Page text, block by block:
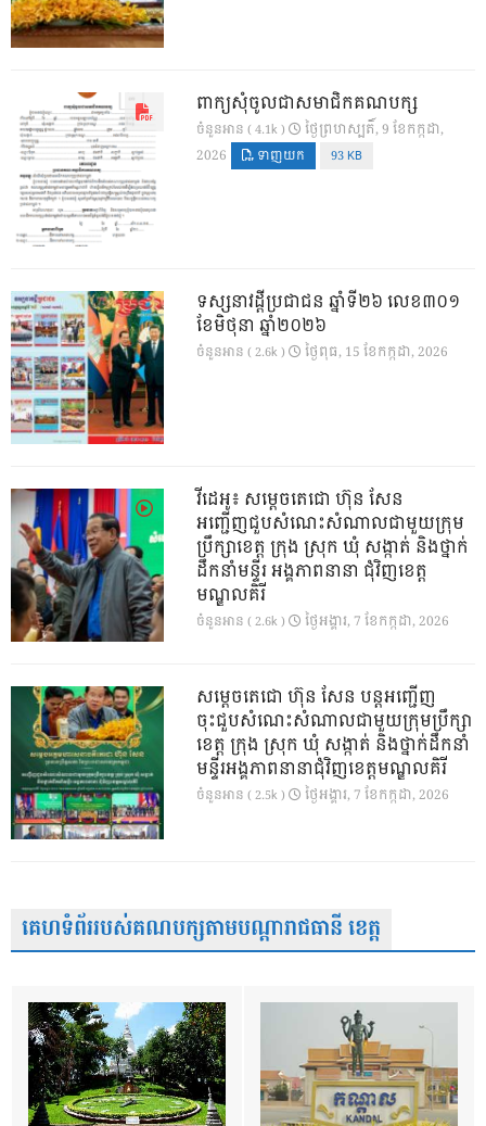
ពាក្យសុំចូលជាសមាជិកគណបក្ស
ចំនួនអាន ( 4.1k )
ថ្ងៃ​ព្រហស្បតិ៍, 9 ខែ​កក្កដា,
2026
ទាញយក 93 KB
ទស្សនាវដ្ដីប្រជាជន ឆ្នាំទី២៦ លេខ៣០១
ខែមិថុនា ឆ្នាំ២០២៦
ចំនួនអាន ( 2.6k ) ថ្ងៃ​ពុធ, 15 ខែ​កក្កដា, 2026
វីដេអូ៖ សម្តេចតេជោ ហ៊ុន សែន
អញ្ជើញជួបសំណេះសំណាលជាមួយក្រុម
ប្រឹក្សាខេត្ត ក្រុង ស្រុក ឃុំ សង្កាត់ និងថ្នាក់
ដឹកនាំមន្ទីរ អង្គភាពនានា ជុំវិញខេត្ត
មណ្ឌលគិរី
ចំនួនអាន ( 2.6k ) ថ្ងៃ​អង្គារ, 7 ខែ​កក្កដា, 2026
សម្តេចតេជោ ហ៊ុន សែន បន្តអញ្ជើញ
ចុះជួបសំណេះសំណាលជាមួយក្រុមប្រឹក្សា
ខេត្ត ក្រុង ស្រុក ឃុំ សង្កាត់ និងថ្នាក់ដឹកនាំ
មន្ទីរអង្គភាពនានាជុំវិញខេត្តមណ្ឌលគិរី
ចំនួនអាន ( 2.5k ) ថ្ងៃ​អង្គារ, 7 ខែ​កក្កដា, 2026
គេហទំព័ររបស់គណបក្សតាមបណ្តារាជធានី ខេត្ត